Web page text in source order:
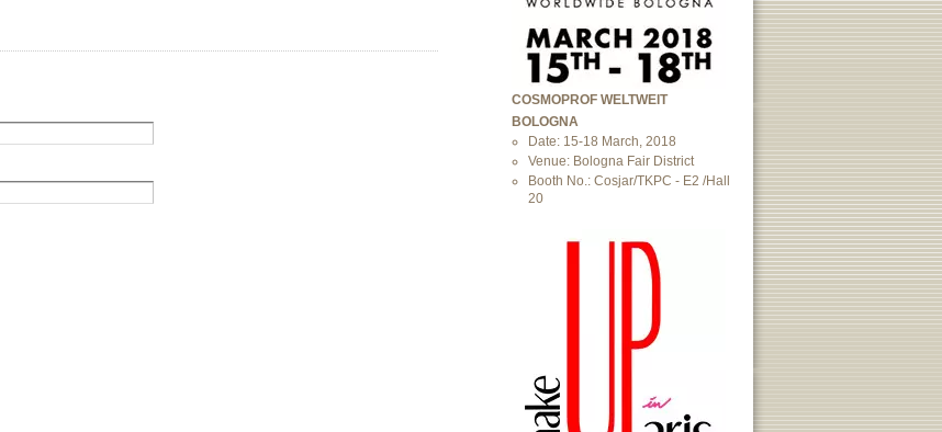
COSMOPROF WELTWEIT
BOLOGNA
Date: 15-18 March, 2018
Venue: Bologna Fair District
Booth No.: Cosjar/TKPC - E2 /Hall
20